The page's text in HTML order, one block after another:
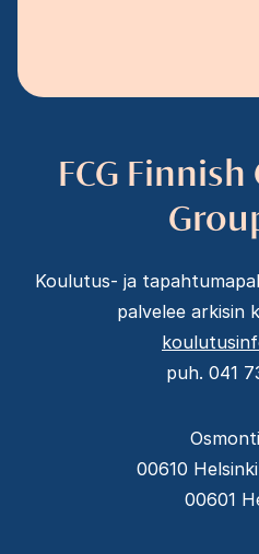
FCG
Koulutus- ja
palvelee arkisin
puh. 041
00610
00601